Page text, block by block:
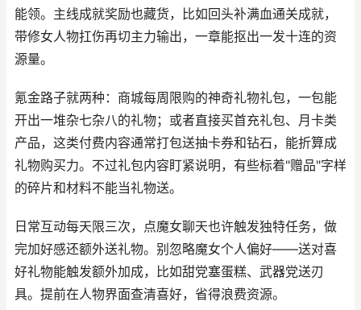
能领。主线成就奖励也藏货，比如回头补满血通关成就，
带修女人物扛伤再切主力输出，一章能抠出一发十连的资
源量。
氪金路子就两种：商城每周限购的神奇礼物礼包，一包能
开出一堆杂七杂八的礼物；或者直接买首充礼包、月卡类
产品，这类付费内容通常打包送抽卡券和钻石，能折算成
礼物购买力。不过礼包内容盯紧说明，有些标着"赠品"字样
的碎片和材料不能当礼物送。
日常互动每天限三次，点魔女聊天也许触发独特任务，做
完加好感还额外送礼物。别忽略魔女个人偏好——送对喜
好礼物能触发额外加成，比如甜党塞蛋糕、武器党送刃
具。提前在人物界面查清喜好，省得浪费资源。